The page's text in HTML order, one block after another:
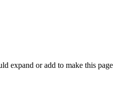
expand or add to make this page